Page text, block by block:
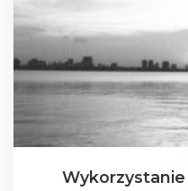
Wykorzystanie